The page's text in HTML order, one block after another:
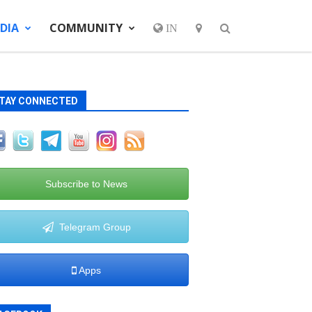
COMMUNITY IN
CONNECTED
Subscribe to News
Telegram Group
Apps